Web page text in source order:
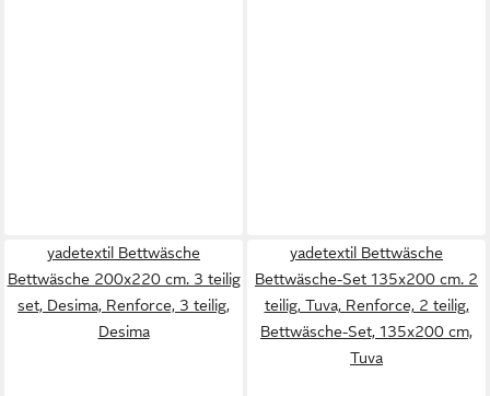
yadetextil Bettwäsche
Bettwäsche 200x220 cm. 3 teilig
set, Desima, Renforce, 3 teilig,
Desima
yadetextil Bettwäsche
Bettwäsche-Set 135x200 cm. 2
teilig, Tuva, Renforce, 2 teilig,
Bettwäsche-Set, 135x200 cm,
Tuva